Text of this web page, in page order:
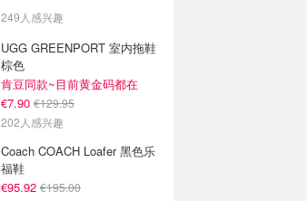
249人感兴趣
UGG GREENPORT 室内拖鞋
棕色
肯豆同款~目前黄金码都在
€7.90 €129.95
202人感兴趣
Coach COACH Loafer 黑色乐
福鞋
€95.92 €195.00